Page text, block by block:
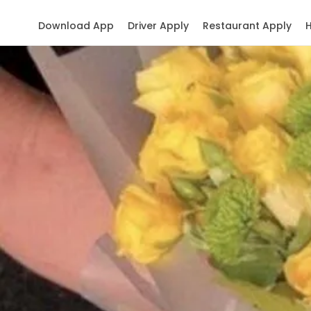
Restaurant Apply
Driver Apply
Download App